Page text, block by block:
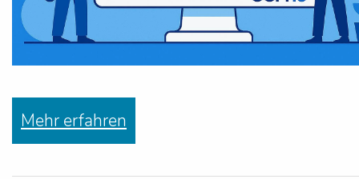
Mehr erfahren